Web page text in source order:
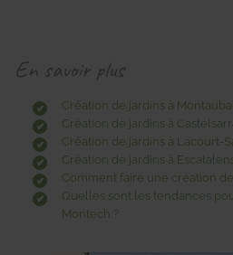
En savoir plus
Création de jardins à
Création de jardins à
Création de jardins à Lacourt-
Création de jardins à
Comment faire une création
Quelles sont les tendances
Montech ?